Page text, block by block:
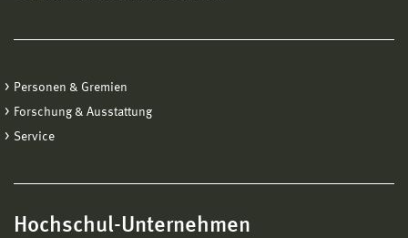
Personen & Gremien
Forschung & Ausstattung
Service
Hochschul-Unternehmen